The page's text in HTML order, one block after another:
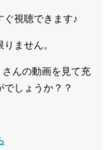
ぐ視聴できます♪
ません。
んの動画を見て充
しょうか？？